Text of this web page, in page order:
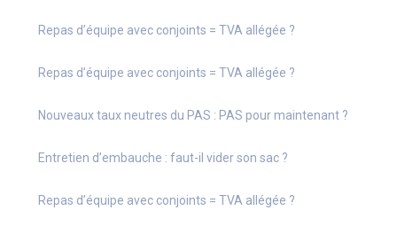
Repas d’équipe avec conjoints = TVA allégée ?
Repas d’équipe avec conjoints = TVA allégée ?
Nouveaux taux neutres du PAS : PAS pour maintenant ?
Entretien d’embauche : faut-il vider son sac ?
Repas d’équipe avec conjoints = TVA allégée ?